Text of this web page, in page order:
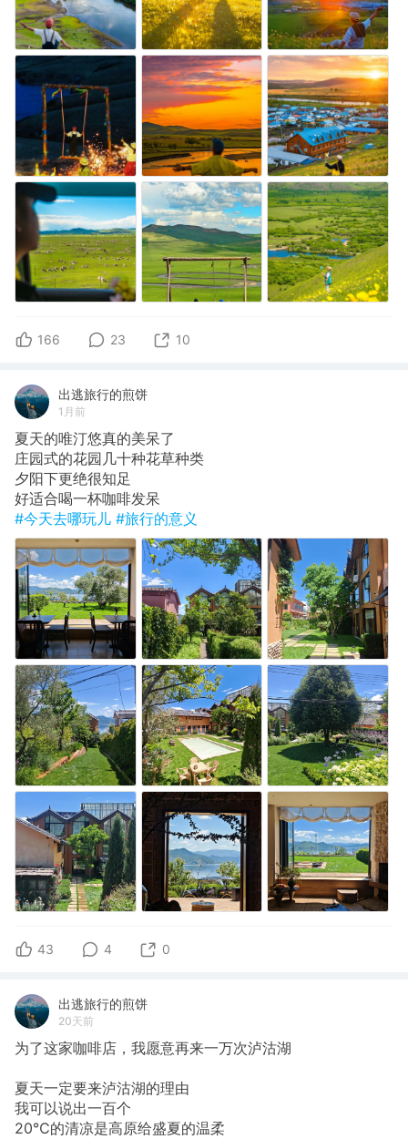
166 23 10
出逃旅行的煎饼
1月前
夏天的唯汀悠真的美呆了
​庄园式的花园几十种花草种类
​夕阳下更绝很知足
​好适合喝一杯咖啡发呆
#今天去哪玩儿 #旅行的意义
43 4 0
出逃旅行的煎饼
20天前
为了这家咖啡店，我愿意再来一万次泸沽湖
夏天一定要来泸沽湖的理由
我可以说出一百个
20℃的清凉是高原给盛夏的温柔